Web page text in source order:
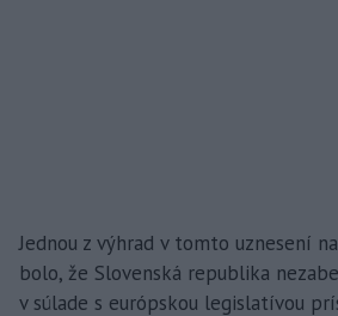
Jednou z výhrad v tomto uznesení
bolo, že Slovenská republika
v súlade s európskou legislatívou